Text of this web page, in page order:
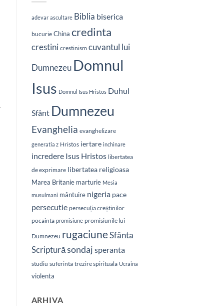
pe
avea
loc
în
orașului
adevar ascultare Biblia biserica
bucurie China credinta
crestini crestinism cuvantul lui
Dumnezeu Domnul
Isus Domnul Isus Hristos Duhul
Sfânt Dumnezeu
Evanghelia evanghelizare
generatia z Hristos iertare inchinare
incredere Isus Hristos libertatea
de exprimare libertatea religioasa
Marea Britanie marturie Mesia
musulmani mântuire nigeria pace
persecutie persecuția creștinilor
pocainta promisiune promisiunile lui
Dumnezeu rugaciuneSfânta
Scripturăsondaj speranta
studiu suferinta trezire spirituala Ucraina
violenta
ARHIVA